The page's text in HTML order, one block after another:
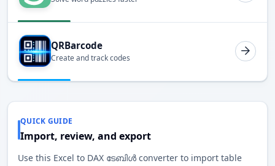
QRBarcode
Create and track codes
QUICK GUIDE
Import, review, and export
Use this Excel to DAX ടേബിൾ converter to import table